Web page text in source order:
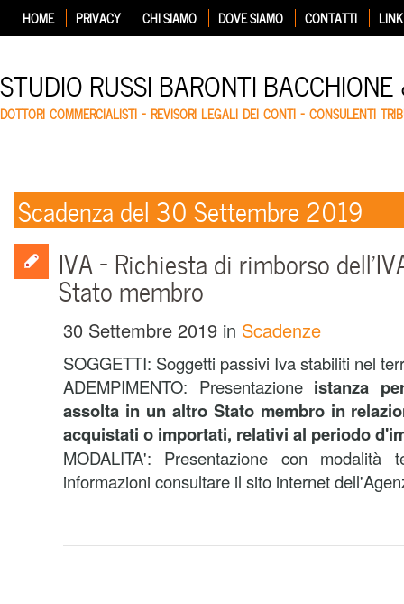
HOME PRIVACY CHI SIAMO DOVE SIAMO CONTATTI LINK
STUDIO RUSSI BARONTI
DOTTORI COMMERCIALISTI – REVISORI LEGALI DEI CONTI – CONSULENTI
Scadenza del 30 Settembre 2019
IVA – Richiesta di rimborso
Stato membro
30 Settembre 2019 in Scadenze
SOGGETTI: Soggetti passivi Iva stabiliti nel
ADEMPIMENTO: Presentazione istanza
assolta in un altro Stato membro in
acquistati o importati, relativi al periodo
MODALITA': Presentazione con modalità
informazioni consultare il sito internet